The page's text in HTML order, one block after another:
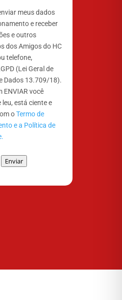
meus dados
e receber
e outros
dos Amigos do HC
telefone,
(Lei Geral de
Dados 13.709/18).
ENVIAR você
está ciente e
oTermo de
e a Política de
Enviar